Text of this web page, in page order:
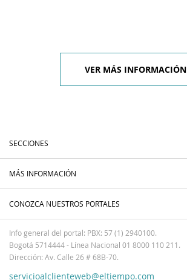
VER MÁS INFORMACIÓN
SECCIONES
MÁS INFORMACIÓN
CONOZCA NUESTROS PORTALES
Info general del portal: PBX: 57 (1) 2940100.
Bogotá 5714444 - Línea Nacional 01 8000 110 211.
Dirección: Av. Calle 26 # 68B-70.
servicioalclienteweb@eltiempo.com